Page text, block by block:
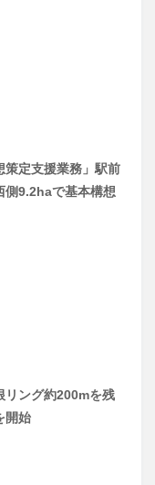
策定支援業務」駅前
9.2haで基本構想
リング約200mを残
開始